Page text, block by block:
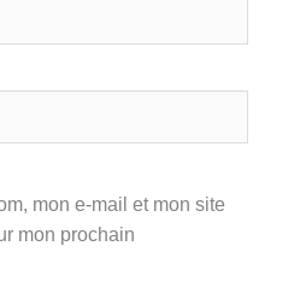
mon e-mail et mon site
mon prochain